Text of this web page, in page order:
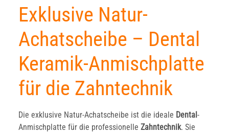
Exklusive Natur-
Achatscheibe – Dental
Keramik-Anmischplatte
für die Zahntechnik
Die exklusive Natur-Achatscheibe ist die ideale Dental -
Anmischplatte für die professionelle Zahntechnik. Sie